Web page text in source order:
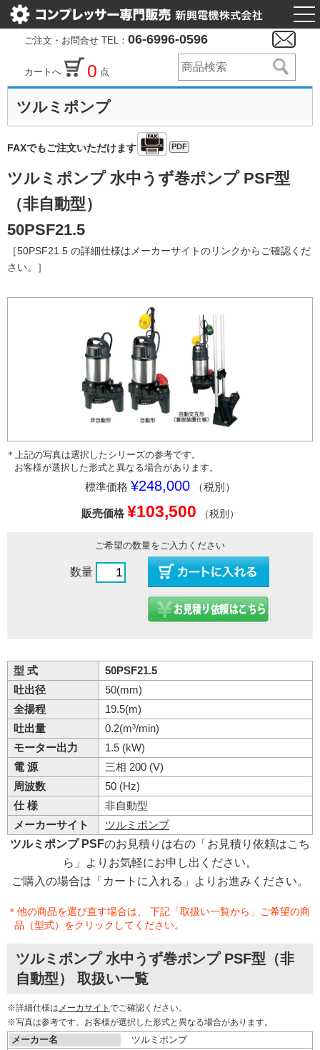
ご注文・お問合せ TEL： 06-6996-0596
カートへ 0 点
ツルミポンプ
FAXでもご注文いただけます PDF
ツルミポンプ 水中うず巻ポンプ PSF型
（非自動型）
50PSF21.5
［50PSF21.5 の詳細仕様はメーカーサイトのリンクからご確認くだ
さい。］
＊上記の写真は選択したシリーズの参考です。
お客様が選択した形式と異なる場合があります。
標準価格 ¥248,000 （税別）
販売価格 ¥103,500 （税別）
ご希望の数量をご入力ください
数量
型 式
50PSF21.5
吐出径
50(mm)
全揚程
19.5(m)
吐出量
0.2(m³/min)
モーター出力
1.5 (kW)
電 源
三相 200 (V)
周波数
50 (Hz)
仕 様
非自動型
メーカーサイト
ツルミポンプ
ツルミポンプ PSFのお見積りは右の「お見積り依頼はこち
ら」よりお気軽にお申し出ください。
ご購入の場合は「カートに入れる」よりお進みください。
＊他の商品を選び直す場合は、 下記「取扱い一覧から」ご希望の商
品（型式）をクリックしてください。
ツルミポンプ 水中うず巻ポンプ PSF型（非
自動型） 取扱い一覧
※詳細仕様は メーカサイト でご確認ください。
※写真は参考です。お客様が選択した形式と異なる場合があります。
メーカー名
ツルミポンプ